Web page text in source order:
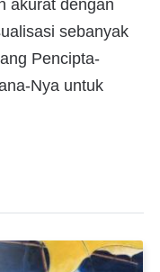
akurat dengan
sebanyak
Pencipta-
Nya untuk